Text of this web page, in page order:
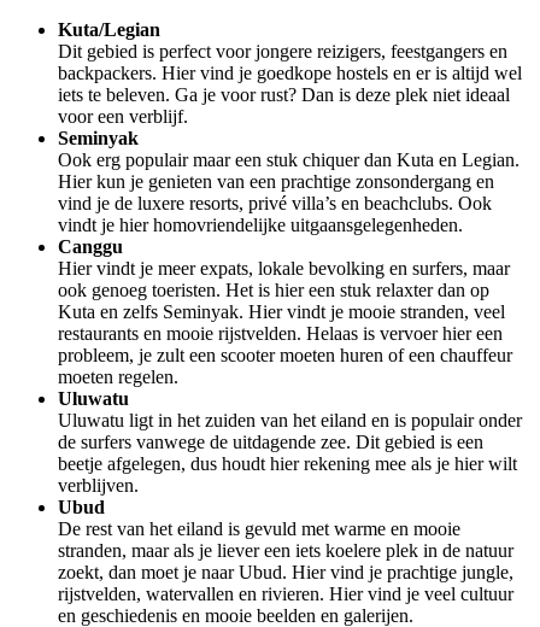
Kuta/Legian
Dit gebied is perfect voor jongere reizigers, feestgangers en
backpackers. Hier vind je goedkope hostels en er is altijd wel
iets te beleven. Ga je voor rust? Dan is deze plek niet ideaal
voor een verblijf.
Seminyak
Ook erg populair maar een stuk chiquer dan Kuta en Legian.
Hier kun je genieten van een prachtige zonsondergang en
vind je de luxere resorts, privé villa’s en beachclubs. Ook
vindt je hier homovriendelijke uitgaansgelegenheden.
Canggu
Hier vindt je meer expats, lokale bevolking en surfers, maar
ook genoeg toeristen. Het is hier een stuk relaxter dan op
Kuta en zelfs Seminyak. Hier vindt je mooie stranden, veel
restaurants en mooie rijstvelden. Helaas is vervoer hier een
probleem, je zult een scooter moeten huren of een chauffeur
moeten regelen.
Uluwatu
Uluwatu ligt in het zuiden van het eiland en is populair onder
de surfers vanwege de uitdagende zee. Dit gebied is een
beetje afgelegen, dus houdt hier rekening mee als je hier wilt
verblijven.
Ubud
De rest van het eiland is gevuld met warme en mooie
stranden, maar als je liever een iets koelere plek in de natuur
zoekt, dan moet je naar Ubud. Hier vind je prachtige jungle,
rijstvelden, watervallen en rivieren. Hier vind je veel cultuur
en geschiedenis en mooie beelden en galerijen.